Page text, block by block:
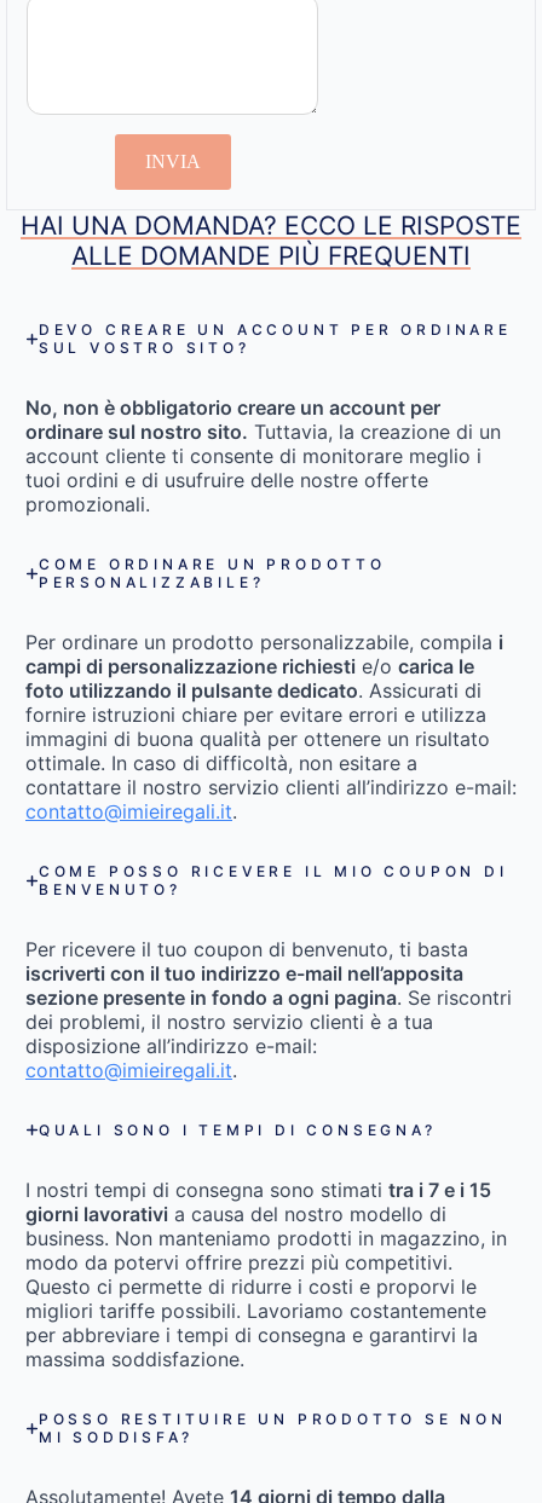
INVIA
HAI UNA DOMANDA? ECCO LE RISPOSTE
ALLE DOMANDE PIÙ FREQUENTI
DEVO CREARE UN ACCOUNT PER ORDINARE
SUL VOSTRO SITO?
No, non è obbligatorio creare un account per
ordinare sul nostro sito. Tuttavia, la creazione di un
account cliente ti consente di monitorare meglio i
tuoi ordini e di usufruire delle nostre offerte
promozionali.
COME ORDINARE UN PRODOTTO
PERSONALIZZABILE?
Per ordinare un prodotto personalizzabile, compila i
campi di personalizzazione richiesti e/o carica le
foto utilizzando il pulsante dedicato. Assicurati di
fornire istruzioni chiare per evitare errori e utilizza
immagini di buona qualità per ottenere un risultato
ottimale. In caso di difficoltà, non esitare a
contattare il nostro servizio clienti all’indirizzo e-mail:
contatto@imieiregali.it.
COME POSSO RICEVERE IL MIO COUPON DI
BENVENUTO?
Per ricevere il tuo coupon di benvenuto, ti basta
iscriverti con il tuo indirizzo e-mail nell’apposita
sezione presente in fondo a ogni pagina. Se riscontri
dei problemi, il nostro servizio clienti è a tua
disposizione all’indirizzo e-mail:
contatto@imieiregali.it.
QUALI SONO I TEMPI DI CONSEGNA?
I nostri tempi di consegna sono stimati tra i 7 e i 15
giorni lavorativi a causa del nostro modello di
business. Non manteniamo prodotti in magazzino, in
modo da potervi offrire prezzi più competitivi.
Questo ci permette di ridurre i costi e proporvi le
migliori tariffe possibili. Lavoriamo costantemente
per abbreviare i tempi di consegna e garantirvi la
massima soddisfazione.
POSSO RESTITUIRE UN PRODOTTO SE NON
MI SODDISFA?
Assolutamente! Avete 14 giorni di tempo dalla